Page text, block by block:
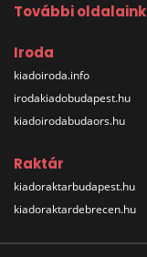
További oldalaink
Iroda
kiadoiroda.info
irodakiadobudapest.hu
kiadoirodabudaors.hu
Raktár
kiadoraktarbudapest.hu
kiadoraktardebrecen.hu